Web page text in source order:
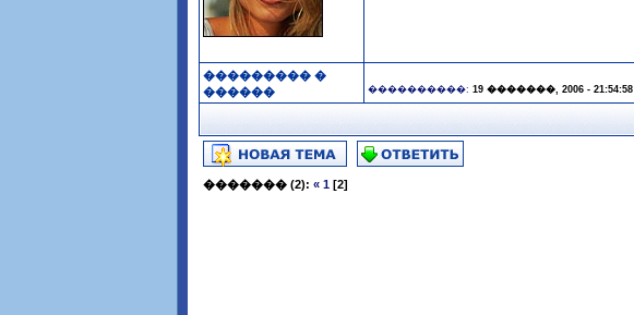
��������� �
������
����������: 19 �������, 2006 - 21:54:58
������� (2): « 1 [2]